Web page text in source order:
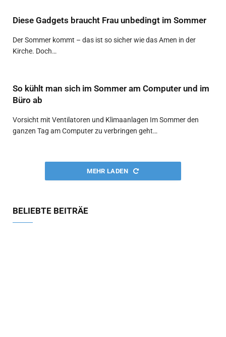
Diese Gadgets braucht Frau unbedingt im Sommer
Der Sommer kommt – das ist so sicher wie das Amen in der
Kirche. Doch…
So kühlt man sich im Sommer am Computer und im
Büro ab
Vorsicht mit Ventilatoren und Klimaanlagen Im Sommer den
ganzen Tag am Computer zu verbringen geht…
MEHR LADEN
BELIEBTE BEITRÄE